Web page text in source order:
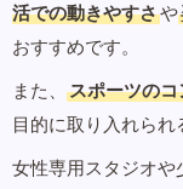
活での動きやすさや
おすすめです。
また、
スポーツの
目的に取り入れられ
女性専用スタジオや